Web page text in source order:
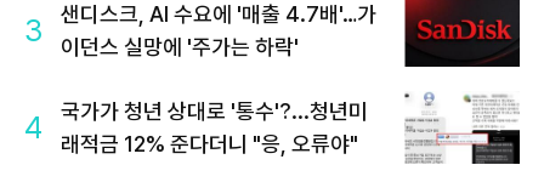
3
샌디스크, AI 수요에 '매출 4.7배'…가
이던스 실망에 '주가는 하락'
4
국가가 청년 상대로 '통수'?...청년미
래적금 12% 준다더니 "응, 오류야"